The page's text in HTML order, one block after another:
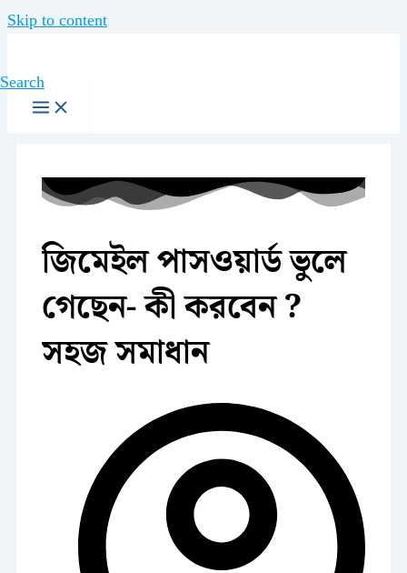
Skip to content
Search
জিমেইল পাসওয়ার্ড ভুলে
গেছেন- কী করবেন ?
সহজ সমাধান